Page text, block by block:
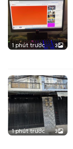
1 phút trước 3
1 phút trước 3